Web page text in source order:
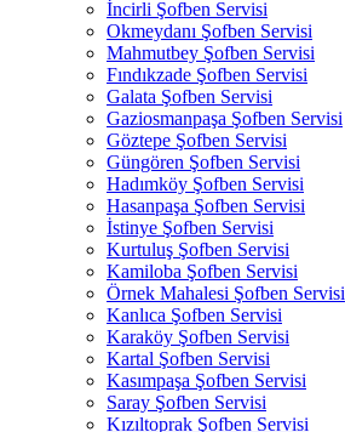
İncirli Şofben Servisi
Okmeydanı Şofben Servisi
Mahmutbey Şofben Servisi
Fındıkzade Şofben Servisi
Galata Şofben Servisi
Gaziosmanpaşa Şofben Servisi
Göztepe Şofben Servisi
Güngören Şofben Servisi
Hadımköy Şofben Servisi
Hasanpaşa Şofben Servisi
İstinye Şofben Servisi
Kurtuluş Şofben Servisi
Kamiloba Şofben Servisi
Örnek Mahalesi Şofben Servisi
Kanlıca Şofben Servisi
Karaköy Şofben Servisi
Kartal Şofben Servisi
Kasımpaşa Şofben Servisi
Saray Şofben Servisi
Kızıltoprak Şofben Servisi